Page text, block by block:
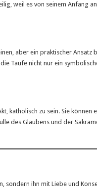
weil es von seinem Anfang
aber ein praktischer Ansatz
Taufe nicht nur ein
katholisch zu sein. Sie können
des Glaubens und der
sondern ihn mit Liebe und